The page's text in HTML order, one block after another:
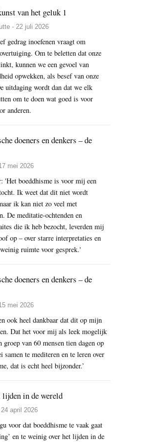
van het geluk 1
- 22 juli 2026
gedrag inoefenen vraagt om
Om te beletten dat onze
kunnen we een gevoel van
opwekken, als besef van onze
uitdaging wordt dan dat we elk
om te doen wat goed is voor
anderen.
doeners en denkers – de
mei 2026
'Het boeddhisme is voor mij een
Ik weet dat dit niet wordt
ik kan niet zo veel met
De meditatie-ochtenden en
die ik heb bezocht, leverden mij
op – over starre interpretaties en
ruimte voor gesprek.'
doeners en denkers – de
mei 2026
ook heel dankbaar dat dit op mijn
Dat het voor mij als leek mogelijk
groep van 60 mensen tien dagen op
samen te mediteren en te leren over
dat is echt heel bijzonder.’
lijden in de wereld
april 2026
voor dat boeddhisme te vaak gaat
en te weinig over het lijden in de